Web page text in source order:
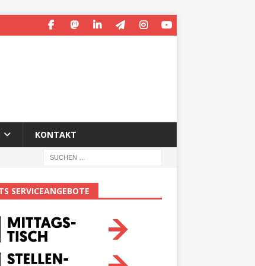
KONTAKT
SERVICEANGEBOTE